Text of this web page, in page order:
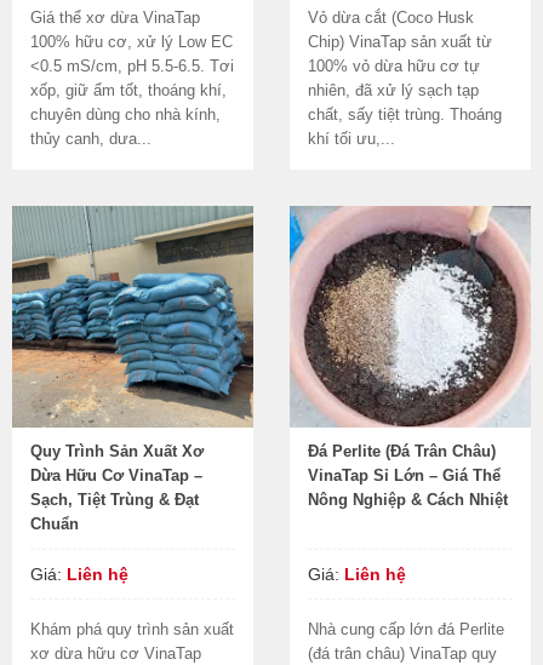
Giá thể xơ dừa VinaTap
100% hữu cơ, xử lý Low EC
<0.5 mS/cm, pH 5.5-6.5. Tơi
xốp, giữ ẩm tốt, thoáng khí,
chuyên dùng cho nhà kính,
thủy canh, dưa...
Vỏ dừa cắt (Coco Husk
Chip) VinaTap sản xuất từ
100% vỏ dừa hữu cơ tự
nhiên, đã xử lý sạch tạp
chất, sấy tiệt trùng. Thoáng
khí tối ưu,...
Quy Trình Sản Xuất Xơ
Dừa Hữu Cơ VinaTap –
Sạch, Tiệt Trùng & Đạt
Chuẩn
Giá: Liên hệ
Khám phá quy trình sản xuất
xơ dừa hữu cơ VinaTap
Đá Perlite (Đá Trân Châu)
VinaTap Sỉ Lớn – Giá Thể
Nông Nghiệp & Cách Nhiệt
Giá: Liên hệ
Nhà cung cấp lớn đá Perlite
(đá trân châu) VinaTap quy